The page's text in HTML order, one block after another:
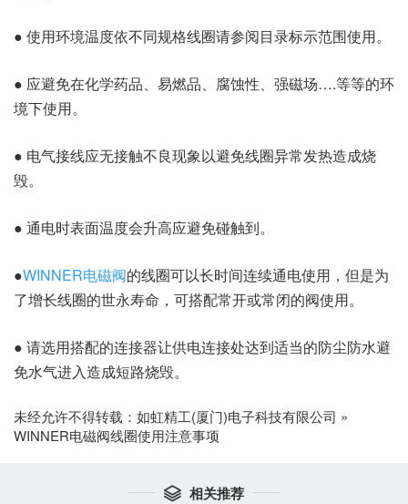
● 使用环境温度依不同规格线圈请参阅目录标示范围使用。
● 应避免在化学药品、易燃品、腐蚀性、强磁场….等等的环
境下使用。
● 电气接线应无接触不良现象以避免线圈异常发热造成烧
毁。
● 通电时表面温度会升高应避免碰触到。
●WINNER电磁阀的线圈可以长时间连续通电使用，但是为
了增长线圈的世永寿命，可搭配常开或常闭的阀使用。
● 请选用搭配的连接器让供电连接处达到适当的防尘防水避
免水气进入造成短路烧毁。
未经允许不得转载： 如虹精工(厦门)电子科技有限公司 »
WINNER电磁阀线圈使用注意事项
 相关推荐